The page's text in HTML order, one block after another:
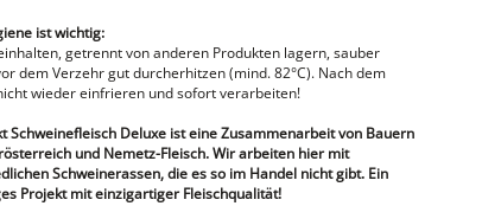
ist wichtig:
getrennt von anderen Produkten lagern, sauber
dem Verzehr gut durcherhitzen (mind. 82°C). Nach dem
wieder einfrieren und sofort verarbeiten!
Schweinefleisch Deluxe ist eine Zusammenarbeit von Bauern
und Nemetz-Fleisch. Wir arbeiten hier mit
Schweinerassen, die es so im Handel nicht gibt. Ein
Projekt mit einzigartiger Fleischqualität!